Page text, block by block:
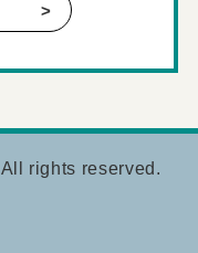
All rights reserved.